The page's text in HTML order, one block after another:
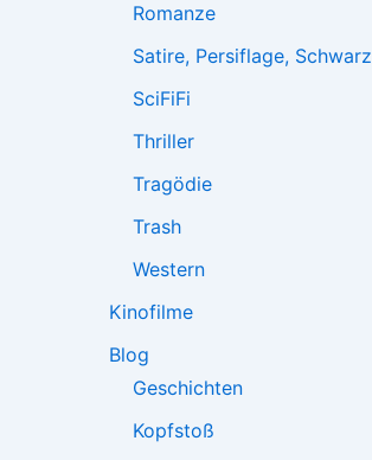
Romanze
Satire, Persiflage, Schwarz
SciFiFi
Thriller
Tragödie
Trash
Western
Kinofilme
Blog
Geschichten
Kopfstoß